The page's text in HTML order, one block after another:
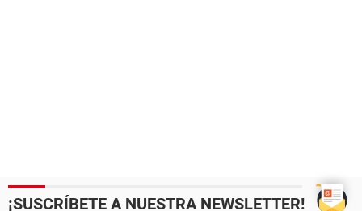
¡SUSCRÍBETE A NUESTRA NEWSLETTER!